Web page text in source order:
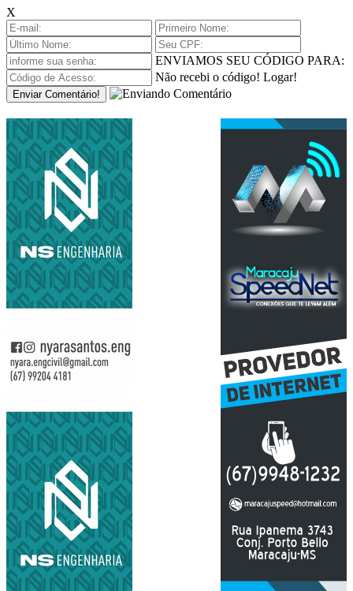
X
ENVIAMOS SEU CÓDIGO PARA:
Não recebi o código! Logar!
Enviar Comentário!